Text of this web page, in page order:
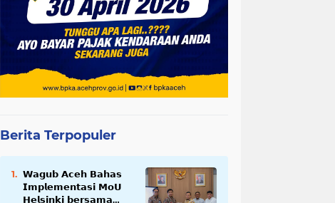
Berita Terpopuler
𝗪𝗮𝗴𝘂𝗯 𝗔𝗰𝗲𝗵 𝗕𝗮𝗵𝗮𝘀
𝗜𝗺𝗽𝗹𝗲𝗺𝗲𝗻𝘁𝗮𝘀𝗶 𝗠𝗼𝗨
𝗛𝗲𝗹𝘀𝗶𝗻𝗸𝗶 𝗯𝗲𝗿𝘀𝗮𝗺𝗮